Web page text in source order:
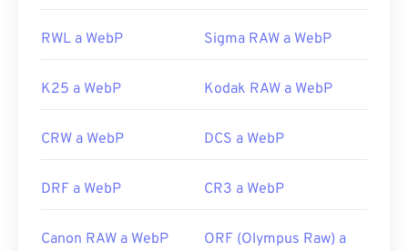
RWL a WebP Sigma RAW a WebP
K25 a WebP Kodak RAW a WebP
CRW a WebP DCS a WebP
DRF a WebP CR3 a WebP
Canon RAW a WebP
ORF (Olympus Raw) a